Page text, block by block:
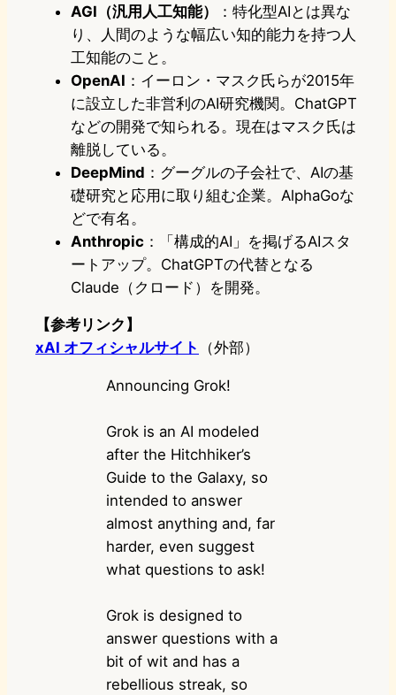
AGI（汎用人工知能）
：特化型AIとは異な
り、人間のような幅広い知的能力を持つ人
工知能のこと。
OpenAI ：イーロン・マスク氏らが2015年
に設立した非営利のAI研究機関。ChatGPT
などの開発で知られる。現在はマスク氏は
離脱している。
DeepMind ：グーグルの子会社で、AIの基
礎研究と応用に取り組む企業。AlphaGoな
どで有名。
Anthropic ：「構成的AI」を掲げるAIスタ
ートアップ。ChatGPTの代替となる
Claude（クロード）を開発。
【参考リンク】
xAI オフィシャルサイト
（外部）
Announcing Grok!
Grok is an AI modeled
after the Hitchhiker’s
Guide to the Galaxy, so
intended to answer
almost anything and, far
harder, even suggest
what questions to ask!
Grok is designed to
answer questions with a
bit of wit and has a
rebellious streak, so